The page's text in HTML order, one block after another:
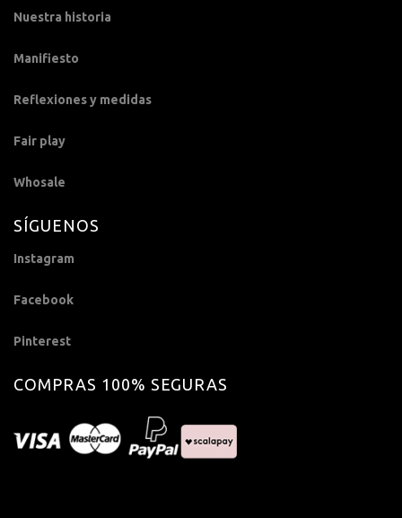
Nuestra historia
Manifiesto
Reflexiones y medidas
Fair play
Whosale
SÍGUENOS
Instagram
Facebook
Pinterest
COMPRAS 100% SEGURAS